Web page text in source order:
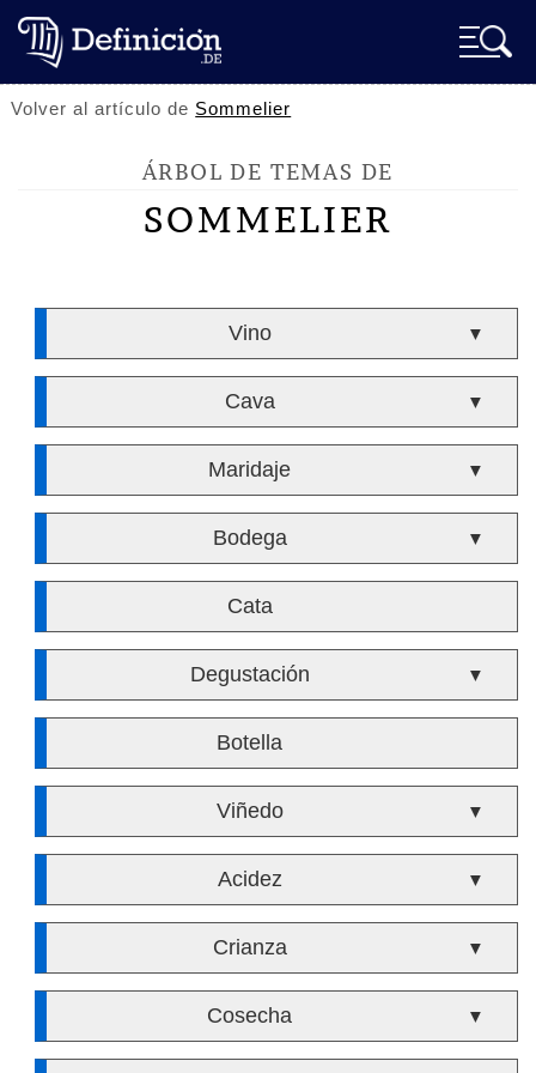
Volver al artículo de Sommelier
ÁRBOL DE TEMAS DE
SOMMELIER
Vino ▼
Cava ▼
Maridaje ▼
Bodega ▼
Cata
Degustación ▼
Botella
Viñedo ▼
Acidez ▼
Crianza ▼
Cosecha ▼